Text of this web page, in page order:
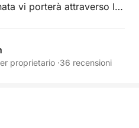
vi porterà attraverso le
alla scoperta delle
bordo renderanno la
sue acque cristalline, le
proprietario ·36 recensioni